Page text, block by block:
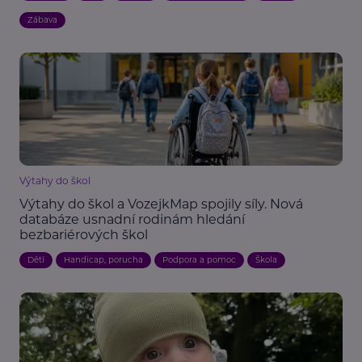
Zábava
Výtahy do škol
Výtahy do škol a VozejkMap spojily síly. Nová
databáze usnadní rodinám hledání
bezbariérových škol
Děti Handicap, porucha Podpora a pomoc Škola